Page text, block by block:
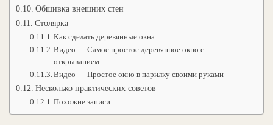
Обшивка внешних стен
Столярка
Как сделать деревянные окна
Видео — Самое простое деревянное окно с
открыванием
Видео — Простое окно в парилку своими руками
Несколько практических советов
Похожие записи: